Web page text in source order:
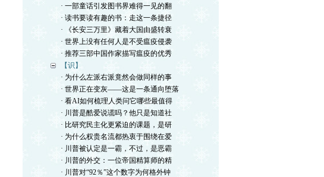
· 一部童话引发图书界难得一见的翻
· 读书要读有趣的书：走这一条捷径
· 《长安三万里》藏着大国由盛转衰
· 世界上没有任何人是不受瘟疫侵袭
· 推荐三部中国作家描写瘟疫的优秀
【识】
· 为什么左派右派竟然会做同样的事
· 世界正在变灰——这是一条通向堕落
· 看AI如何梳理人类问它哪些最值得
· 川普是酷爱说谎吗？他只是知道社
· 比研究民主化更紧迫的课题，是研
· 为什么权贵名流都热衷于围绕在爱
· 川普被认定是一霸，不过，是恶霸
· 川普的外交：一位帝国精算师的精
· 川普对“92％”这个数字为何格外钟